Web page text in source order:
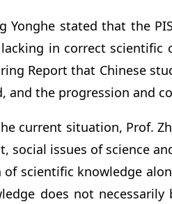
Yonghe stated that the
in correct scientific
Report that Chinese
and the progression and
current situation, Prof.
social issues of science
scientific knowledge
does not